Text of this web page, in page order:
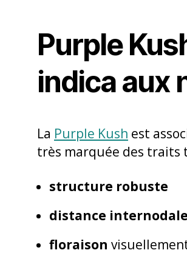
Purple
indica aux
La Purple Kush est
très marquée des traits
structure robuste
distance internodale
floraison